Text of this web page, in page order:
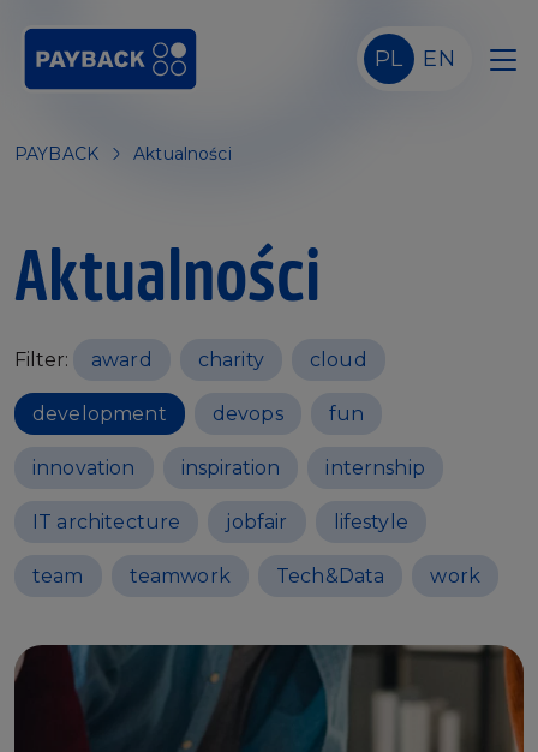
PL EN
PAYBACK Aktualności
Aktualności
Filter: award charity cloud
development devops fun
innovation inspiration internship
IT architecture jobfair lifestyle
team teamwork Tech&Data work